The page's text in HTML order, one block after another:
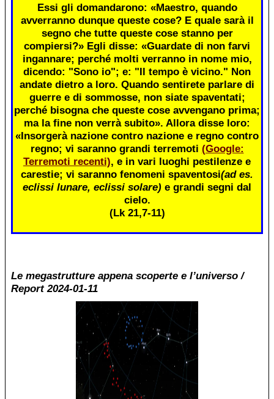
Essi gli domandarono: «Maestro, quando
avverranno dunque queste cose? E quale sarà il
segno che tutte queste cose stanno per
compiersi?» Egli disse: «Guardate di non farvi
ingannare; perché molti verranno in nome mio,
dicendo: "Sono io"; e: "Il tempo è vicino." Non
andate dietro a loro. Quando sentirete parlare di
guerre e di sommosse, non siate spaventati;
perché bisogna che queste cose avvengano prima;
ma la fine non verrà subito». Allora disse loro:
«Insorgerà nazione contro nazione e regno contro
regno; vi saranno grandi terremoti (Google:
Terremoti recenti), e in vari luoghi pestilenze e
carestie; vi saranno fenomeni spaventosi(ad es.
eclissi lunare, eclissi solare) e grandi segni dal
cielo.
(Lk 21,7-11)
Le megastrutture appena scoperte e l’universo /
Report 2024-01-11